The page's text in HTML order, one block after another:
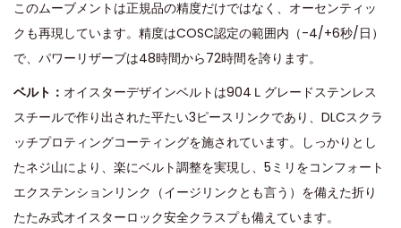
このムーブメントは正規品の精度だけではなく、オーセンティッ
クも再現しています。精度はCOSC認定の範囲内（-4/+6秒/日）
で、パワーリザーブは48時間から72時間を誇ります。
ベルト： オイスターデザインベルトは904Ｌグレードステンレス
スチールで作り出された平たい3ピースリンクであり、DLCスクラ
ッチプロティングコーティングを施されています。しっかりとし
たネジ山により、楽にベルト調整を実現し、5ミリをコンフォート
エクステンションリンク（イージリンクとも言う）を備えた折り
たたみ式オイスターロック安全クラスプも備えています。